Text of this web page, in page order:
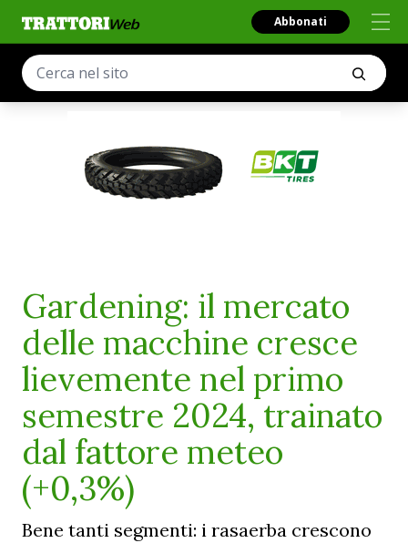
Abbonati
Gardening: il mercato
delle macchine cresce
lievemente nel primo
semestre 2024, trainato
dal fattore meteo
(+0,3%)
Bene tanti segmenti: i rasaerba crescono